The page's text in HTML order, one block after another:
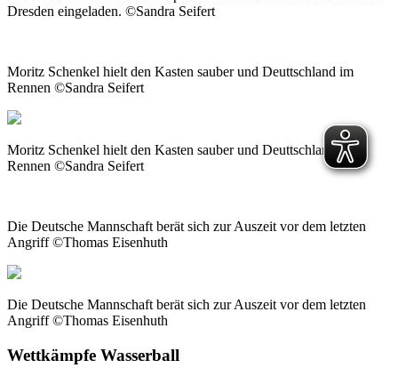
Dresden eingeladen. ©Sandra Seifert
Moritz Schenkel hielt den Kasten sauber und Deuttschland im
Rennen ©Sandra Seifert
Moritz Schenkel hielt den Kasten sauber und Deuttschland im
Rennen ©Sandra Seifert
Die Deutsche Mannschaft berät sich zur Auszeit vor dem letzten
Angriff ©Thomas Eisenhuth
Die Deutsche Mannschaft berät sich zur Auszeit vor dem letzten
Angriff ©Thomas Eisenhuth
Wettkämpfe Wasserball